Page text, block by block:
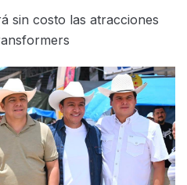
sin costo las atracciones